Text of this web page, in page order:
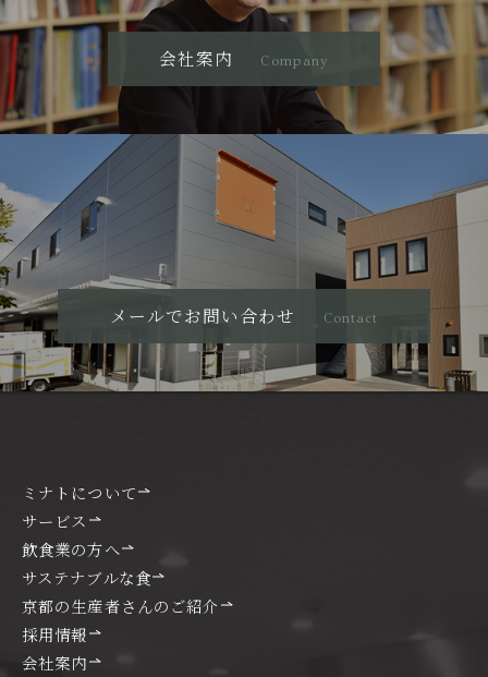
会社案内 Company
メールでお問い合わせ Contact
ミナトについて
サービス
飲食業の方へ
サステナブルな食
京都の生産者さんのご紹介
採用情報
会社案内